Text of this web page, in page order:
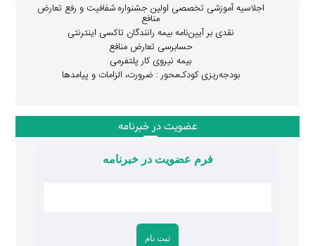
اجلاسیه آموزشی تخصصی اولین جشنواره شفافیت و رفع تعارض
منافع
نقدی بر آیین‌نامه بیمه رانندگان تاکسی اینترنتی
حسابرسی تعارض منافع
بیمه نیروی کار پلتفرمی
بودجه‌ریزی کودک‌محور : ضرورت، الزامات و پیامدها
عضویت در خبرنامه
فرم عضویت در خبرنامه